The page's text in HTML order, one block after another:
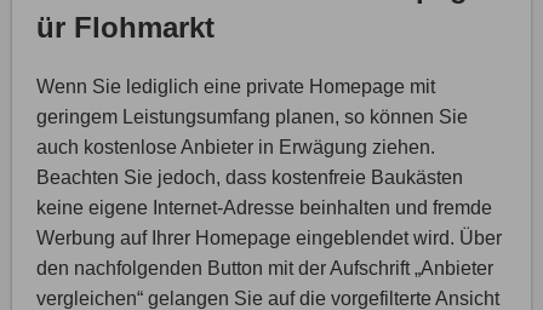
ür Flohmarkt
Wenn Sie lediglich eine private Homepage mit
geringem Leistungsumfang planen, so können Sie
auch kostenlose Anbieter in Erwägung ziehen.
Beachten Sie jedoch, dass kostenfreie Baukästen
keine eigene Internet-Adresse beinhalten und fremde
Werbung auf Ihrer Homepage eingeblendet wird. Über
den nachfolgenden Button mit der Aufschrift „Anbieter
vergleichen“ gelangen Sie auf die vorgefilterte Ansicht